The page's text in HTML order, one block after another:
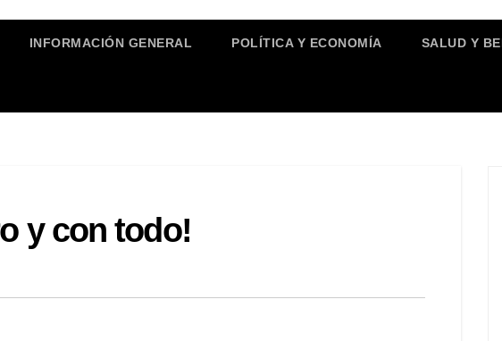
INFORMACIÓN GENERAL POLÍTICA Y ECONOMÍA SALUD Y
y con todo!